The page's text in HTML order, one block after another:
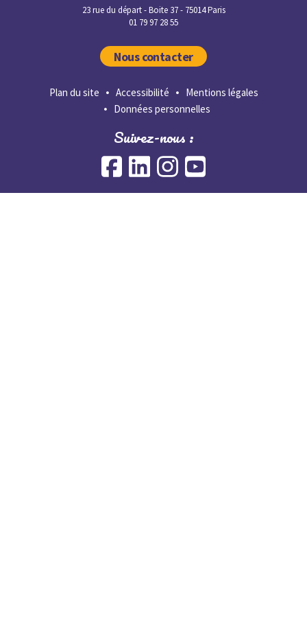
23 rue du départ - Boite 37 - 75014 Paris
01 79 97 28 55
Nous contacter
Plan du site Accessibilité
Mentions légales
Données personnelles
Suivez-nous :